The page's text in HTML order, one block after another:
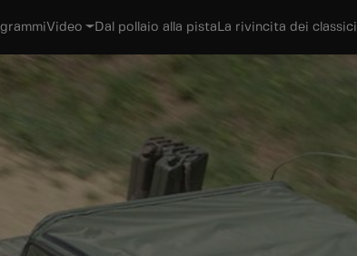
Video Dal pollaio alla pista La rivincita dei classici